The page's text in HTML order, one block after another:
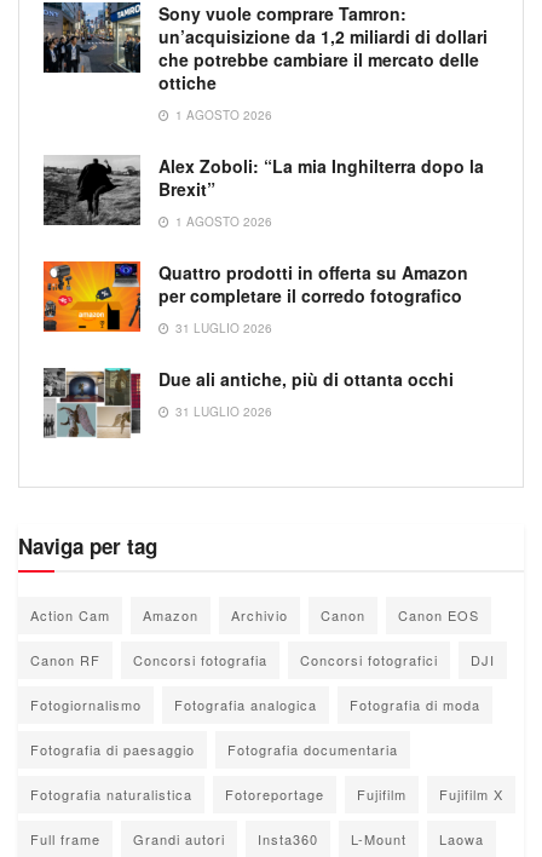
Sony vuole comprare Tamron:
un’acquisizione da 1,2 miliardi di dollari
che potrebbe cambiare il mercato delle
ottiche
1 AGOSTO 2026
Alex Zoboli: “La mia Inghilterra dopo la
Brexit”
1 AGOSTO 2026
Quattro prodotti in offerta su Amazon
per completare il corredo fotografico
31 LUGLIO 2026
Due ali antiche, più di ottanta occhi
31 LUGLIO 2026
Naviga per tag
Action Cam Amazon Archivio Canon Canon EOS
Canon RF Concorsi fotografia Concorsi fotografici DJI
Fotogiornalismo Fotografia analogica Fotografia di moda
Fotografia di paesaggio Fotografia documentaria
Fotografia naturalistica Fotoreportage Fujifilm Fujifilm X
Full frame Grandi autori Insta360 L-Mount Laowa